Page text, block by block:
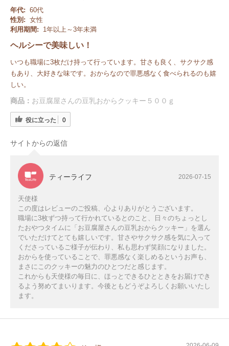
年代: 60代
性別: 女性
利用期間:
1年以上～3年未満
ヘルシーで美味しい！
いつも職場に3枚だけ持って行っています。甘さも良く、サクサク感
もあり、大好きな味です。おからなので罪悪感なく食べられるのも嬉
しい。
商品： お豆腐屋さんの豆乳おからクッキー５００ｇ
役に立った 0
サイトからの返信
ティーライフ 2026-07-15
天使様
この度はレビューのご投稿、心よりありがとうございます。
職場に3枚ずつ持って行かれているとのこと、日々のちょっとし
たおやつタイムに「お豆腐屋さんの豆乳おからクッキー」を選ん
でいただけてとても嬉しいです。甘さやサクサク感を気に入って
くださっているご様子が伝わり、私も思わず笑顔になりました。
おからを使っていることで、罪悪感なく楽しめるというお声も、
まさにこのクッキーの魅力のひとつだと感じます。
これからも天使様の毎日に、ほっとできるひとときをお届けでき
るよう努めてまいります。今後ともどうぞよろしくお願いいたし
ます。